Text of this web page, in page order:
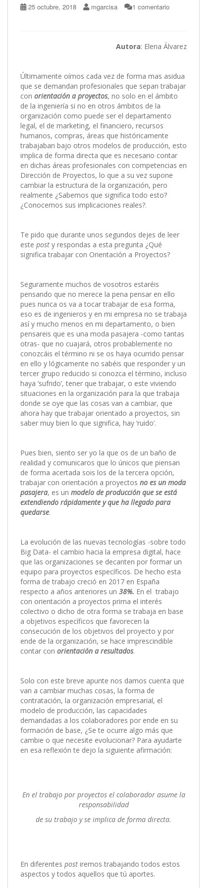
25 octubre, 2018 mgarcisa 1 comentario
Autora: Elena Álvarez
Últimamente oímos cada vez de forma mas asidua
que se demandan profesionales que sepan trabajar
con orientación a proyectos, no solo en el ámbito
de la ingeniería si no en otros ámbitos de la
organización como puede ser el departamento
legal, el de marketing, el financiero, recursos
humanos, compras, áreas que históricamente
trabajaban bajo otros modelos de producción, esto
implica de forma directa que es necesario contar
en dichas áreas profesionales con competencias en
Dirección de Proyectos, lo que a su vez supone
cambiar la estructura de la organización, pero
realmente ¿Sabemos que significa todo esto?
¿Conocemos sus implicaciones reales?.
Te pido que durante unos segundos dejes de leer
este post y respondas a esta pregunta ¿Qué
significa trabajar con Orientación a Proyectos?
Seguramente muchos de vosotros estaréis
pensando que no merece la pena pensar en ello
pues nunca os va a tocar trabajar de esa forma,
eso es de ingenieros y en mi empresa no se trabaja
así y mucho menos en mi departamento, o bien
pensareis que es una moda pasajera -como tantas
otras- que no cuajará, otros probablemente no
conozcáis el término ni se os haya ocurrido pensar
en ello y lógicamente no sabéis que responder y un
tercer grupo reducido si conozca el término, incluso
haya ‘sufrido’, tener que trabajar, o este viviendo
situaciones en la organización para la que trabaja
donde se oye que las cosas van a cambiar, que
ahora hay que trabajar orientado a proyectos, sin
saber muy bien lo que significa, hay ‘ruido’.
Pues bien, siento ser yo la que os de un baño de
realidad y comunicaros que lo únicos que piensan
de forma acertada sois los de la tercera opción,
trabajar con orientación a proyectos no es un moda
pasajera, es un modelo de producción que se está
extendiendo rápidamente y que ha llegado para
quedarse.
La evolución de las nuevas tecnologías -sobre todo
Big Data- el cambio hacia la empresa digital, hace
que las organizaciones se decanten por formar un
equipo para proyectos específicos. De hecho esta
forma de trabajo creció en 2017 en España
respecto a años anteriores un 38%. En el trabajo
con orientación a proyectos prima el interés
colectivo o dicho de otra forma se trabaja en base
a objetivos específicos que favorecen la
consecución de los objetivos del proyecto y por
ende de la organización, se hace imprescindible
contar con orientación a resultados.
Solo con este breve apunte nos damos cuenta que
van a cambiar muchas cosas, la forma de
contratación, la organización empresarial, el
modelo de producción, las capacidades
demandadas a los colaboradores por ende en su
formación de base, ¿Se te ocurre algo más que
cambie o que necesite evolucionar? Para ayudarte
en esa reflexión te dejo la siguiente afirmación:
En el trabajo por proyectos el colaborador asume la
responsabilidad
de su trabajo y se implica de forma directa.
En diferentes post iremos trabajando todos estos
aspectos y todos aquellos que tú aportes.